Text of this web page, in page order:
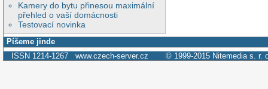
Kamery do bytu přinesou maximální
přehled o vaší domácnosti
Testovací novinka
Píšeme jinde
ISSN 1214-1267 www.czech-server.cz © 1999-2015 Nitemedia s. r.